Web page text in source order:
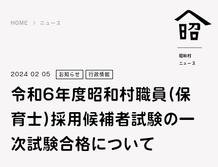
昭和村
ニュース
HOME ニュース
2024 02 05 お知らせ 行政情報
令和6年度昭和村職員(保
育士)採用候補者試験の一
次試験合格について